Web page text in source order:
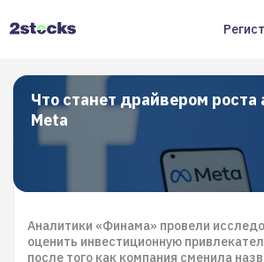
Что станет драйвером роста
Meta
Аналитики «Финама» провели
оценить инвестиционную
после того как компания сменила